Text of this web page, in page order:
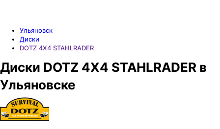
Ульяновск
Диски
DOTZ 4X4 STAHLRADER
Диски DOTZ 4X4 STAHLRADER в
Ульяновске